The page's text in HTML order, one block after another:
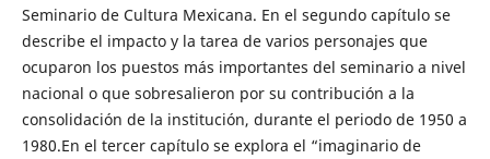
Seminario de Cultura Mexicana. En el segundo capítulo se
describe el impacto y la tarea de varios personajes que
ocuparon los puestos más importantes del seminario a nivel
nacional o que sobresalieron por su contribución a la
consolidación de la institución, durante el periodo de 1950 a
1980.En el tercer capítulo se explora el “imaginario de